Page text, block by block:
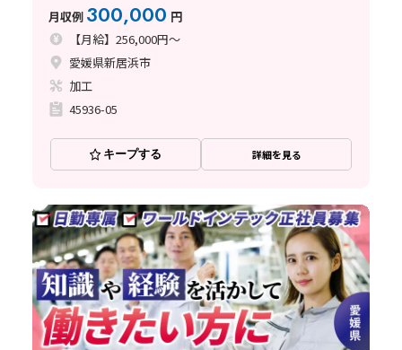
月収例 300,000 円
【月給】256,000円～
愛媛県新居浜市
加工
45936-05
キープする 詳細を見る